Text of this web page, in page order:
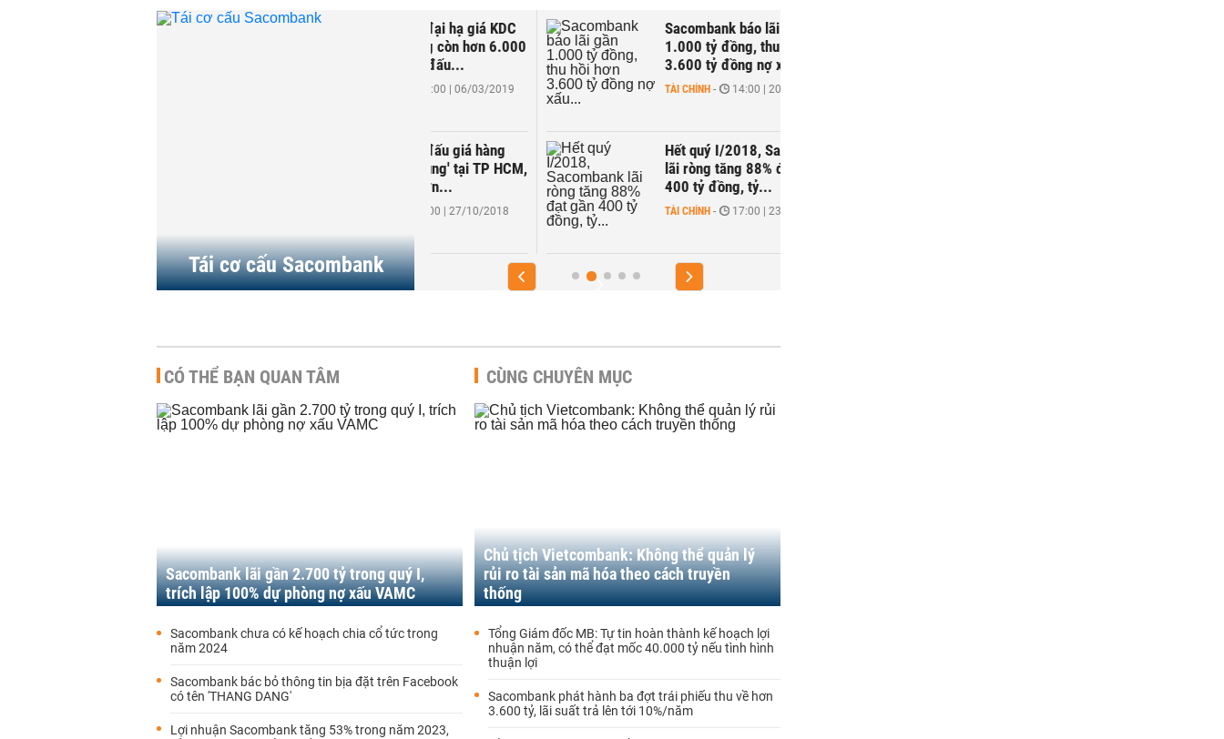
Tái cơ cấu Sacombank
Sacombank đại hạ giá KDC
Sacombank báo lãi gần
1.000 tỷ đồng, thu hồi hơn
3.600 tỷ đồng nợ xấu...
TÀI CHÍNH 14:00 | 20/07/2018
Hết quý I/2018, Sacombank
lãi ròng tăng 88% đạt gần
400 tỷ đồng, tỷ...
TÀI CHÍNH - 17:00 | 23/04/2018
CÓ THỂ BẠN QUAN TÂM
Sacombank lãi gần 2.700 tỷ trong quý I,
trích lập 100% dự phòng nợ xấu VAMC
Sacombank chưa có kế hoạch chia cổ tức trong
năm 2024
Sacombank bác bỏ thông tin bịa đặt trên Facebook
có tên 'THANG DANG'
Lợi nhuận Sacombank tăng 53% trong năm 2023,
CÙNG CHUYÊN MỤC
Chủ tịch Vietcombank: Không thể quản lý
rủi ro tài sản mã hóa theo cách truyền
thống
Tổng Giám đốc MB: Tự tin hoàn thành kế hoạch lợi
nhuận năm, có thể đạt mốc 40.000 tỷ nếu tình hình
thuận lợi
Sacombank phát hành ba đợt trái phiếu thu về hơn
3.600 tỷ, lãi suất trả lên tới 10%/năm